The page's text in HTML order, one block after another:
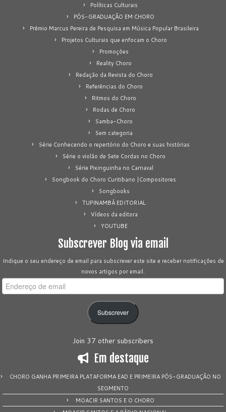
Políticas Culturais
PÓS-GRADUAÇÃO EM CHORO
Prêmio Marcus Pereira de Pesquisa em Música Popular Brasileira
Projetos Culturais que enfocam o Choro
Promoções
Reality Choro
Redação da Revista do Choro
Referências do Choro
Ritmos do Choro
Rodas de Choro
Samba-Choro
Sem categoria
Série Conhecendo o repertório do Choro e suas histórias
Série o violão de Sete Cordas no Choro
Série Pixinguinha no Carnaval
Songbook do Choro Curitibano |Compositores
Songbooks
TUPINAMBÁ EDITORIAL
Vídeos da editora
YOUTUBE
Subscrever Blog via email
Indique o seu endereço de email para subscrever este site e receber notificações de
novos artigos por email.
Endereço
de
Subscrever
Join 37 other subscribers
Em destaque
CHORO GANHA PRIMEIRA PLATAFORMA EAD E PRIMEIRA PÓS-GRADUAÇÃO NO
SEGMENTO
MOACIR SANTOS E O CHORO